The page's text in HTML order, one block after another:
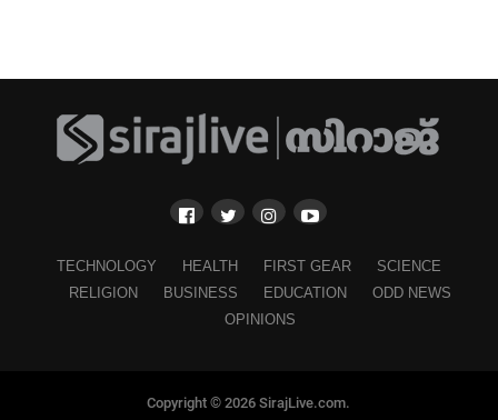
TECHNOLOGY HEALTH FIRST GEAR
SCIENCE
RELIGION
BUSINESS EDUCATION
ODD NEWS
OPINIONS
Copyright © 2026 SirajLive.com.